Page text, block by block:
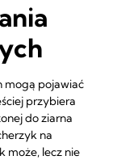
mogą pojawiać
przybiera
do ziarna
na
może, lecz nie